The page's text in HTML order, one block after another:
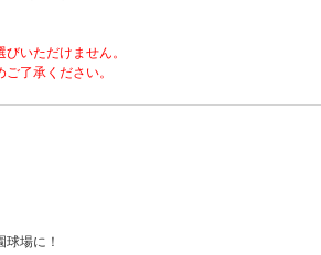
いただけません。
了承ください。
場に！